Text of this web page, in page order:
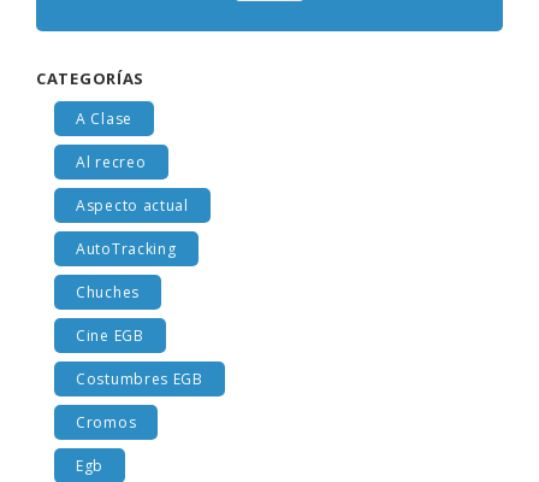
CATEGORÍAS
A Clase
Al recreo
Aspecto actual
AutoTracking
Chuches
Cine EGB
Costumbres EGB
Cromos
Egb